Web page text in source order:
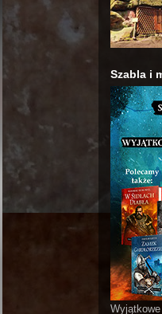
Szabla i